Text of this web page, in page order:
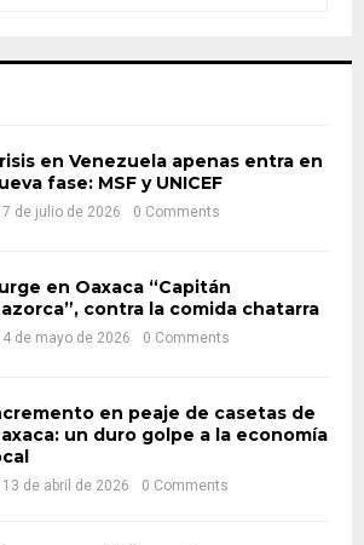
en Venezuela apenas entra en
fase: MSF y UNICEF
7 de julio de 2026 0 Comments
en Oaxaca “Capitán
contra la comida chatarra
4 de mayo de 2026 0 Comments
en peaje de casetas de
un duro golpe a la economía
13 de abril de 2026 0 Comments